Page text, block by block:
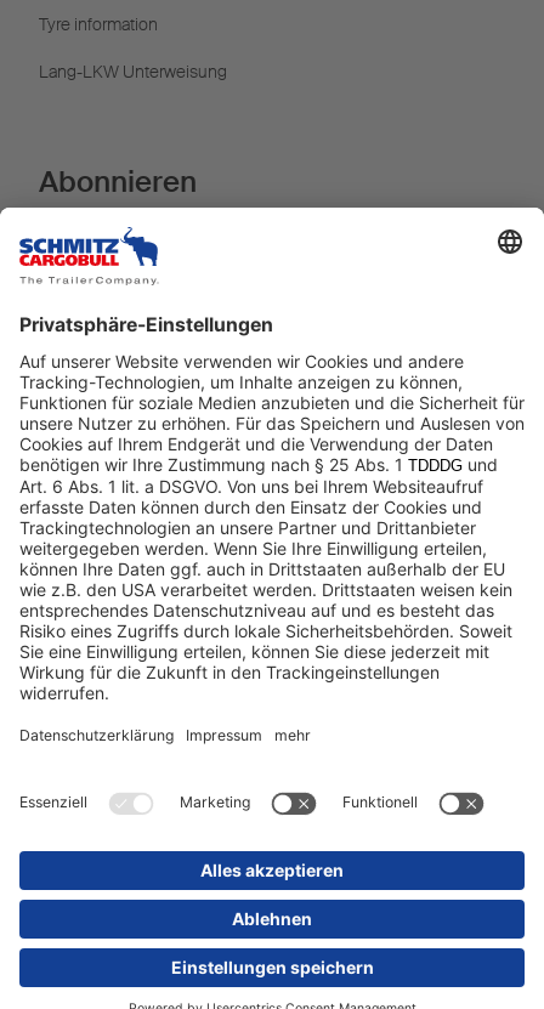
Tyre information
Lang-LKW Unterweisung
Abonnieren
DatenschutzImpressum / Rechtliche Hinweise
© 2025 Schmitz Cargobull. All Rights Reserved